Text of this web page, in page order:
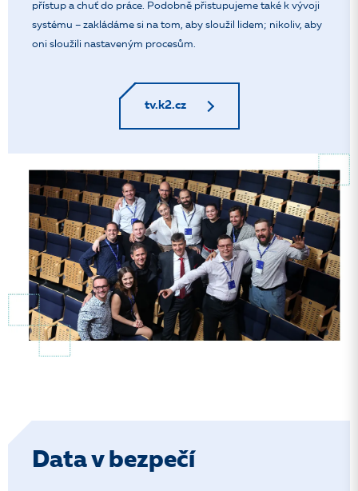
přístup a chuť do práce. Podobně přistupujeme také k vývoji
systému – zakládáme si na tom, aby sloužil lidem; nikoliv, aby
oni sloužili nastaveným procesům.
tv.k2.cz
Data v bezpečí